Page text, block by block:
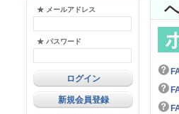
★ メールアドレス
★ パスワード
新規会員登録